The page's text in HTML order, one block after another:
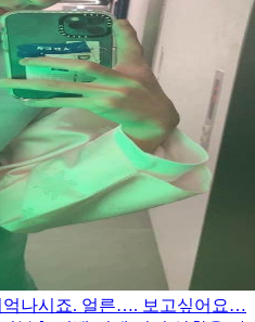
억나시죠. 얼른…. 보고싶어요…